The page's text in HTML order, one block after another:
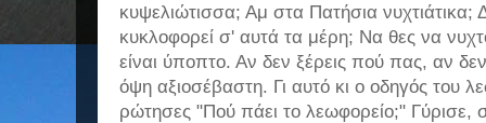
κυψελιώτισσα; Αμ στα Πατήσια νυχτιάτικα;
κυκλοφορεί σ' αυτά τα μέρη; Να θες να
είναι ύποπτο. Αν δεν ξέρεις πού πας, αν
όψη αξιοσέβαστη. Γι αυτό κι ο οδηγός του
ρώτησες "Πού πάει το λεωφορείο;" Γύρισε,